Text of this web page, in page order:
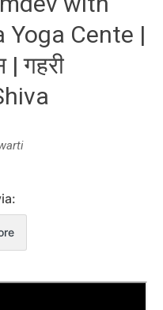
Yoga Cente |
| गहरी